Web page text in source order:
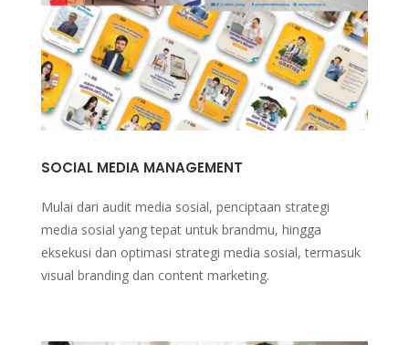
SOCIAL MEDIA MANAGEMENT
Mulai dari audit media sosial, penciptaan strategi
media sosial yang tepat untuk brandmu, hingga
eksekusi dan optimasi strategi media sosial, termasuk
visual branding dan content marketing.